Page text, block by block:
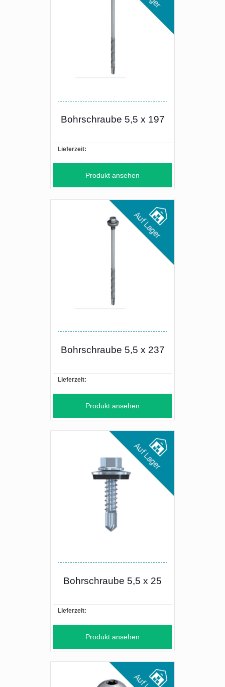
Bohrschraube 5,5 x 197
Lieferzeit:
Produkt ansehen
Bohrschraube 5,5 x 237
Lieferzeit:
Produkt ansehen
Bohrschraube 5,5 x 25
Lieferzeit:
Produkt ansehen